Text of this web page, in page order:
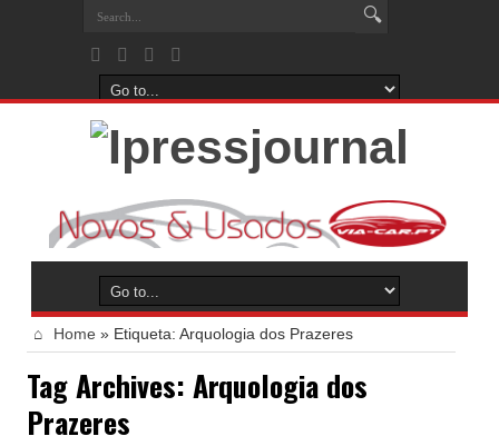
Home » Etiqueta: Arquologia dos Prazeres
Tag Archives: Arquologia dos
Prazeres